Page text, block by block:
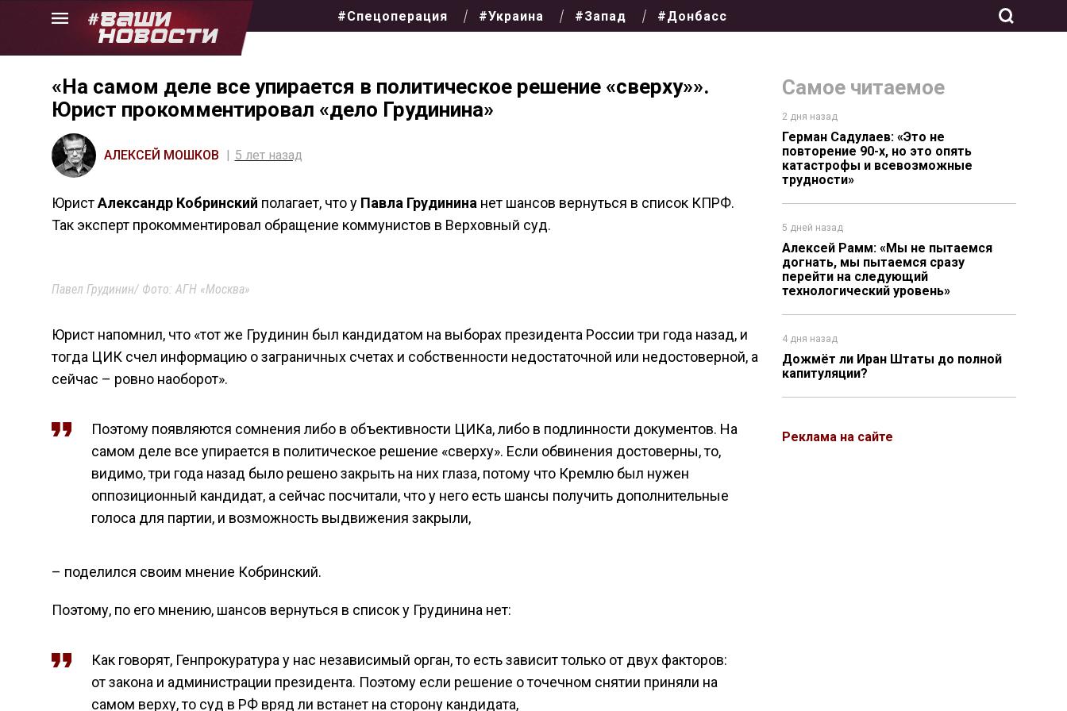
Skip
#Спецоперация #Украина #Запад #Донбасс
Самое читаемое
2 дня назад
Герман Садулаев: «Это не
повторение 90-х, но это опять
катастрофы и всевозможные
трудности»
5 дней назад
Алексей Рамм: «Мы не пытаемся
догнать, мы пытаемся сразу
перейти на следующий
технологический уровень»
4 дня назад
Дожмёт ли Иран Штаты до полной
капитуляции?
Реклама на сайте
«На самом деле все упирается в политическое решение «сверху»».
Юрист прокомментировал «дело Грудинина»
АЛЕКСЕЙ МОШКОВ 5 лет назад
ЮристАлександр Кобринский полагает, что у Павла Грудинина нет шансов вернуться в список КПРФ.
Так эксперт прокомментировал обращение коммунистов в Верховный суд.
Павел Грудинин/ Фото: АГН «Москва»
Юрист напомнил, что «тот же Грудинин был кандидатом на выборах президента России три года назад, и
тогда ЦИК счел информацию о заграничных счетах и собственности недостаточной или недостоверной, а
сейчас – ровно наоборот».
Поэтому появляются сомнения либо в объективности ЦИКа, либо в подлинности документов. На
самом деле все упирается в политическое решение «сверху». Если обвинения достоверны, то,
видимо, три года назад было решено закрыть на них глаза, потому что Кремлю был нужен
оппозиционный кандидат, а сейчас посчитали, что у него есть шансы получить дополнительные
голоса для партии, и возможность выдвижения закрыли,
– поделился своим мнение Кобринский.
Поэтому, по его мнению, шансов вернуться в список у Грудинина нет:
Как говорят, Генпрокуратура у нас независимый орган, то есть зависит только от двух факторов:
от закона и администрации президента. Поэтому если решение о точечном снятии приняли на
самом верху, то суд в РФ вряд ли встанет на сторону кандидата,